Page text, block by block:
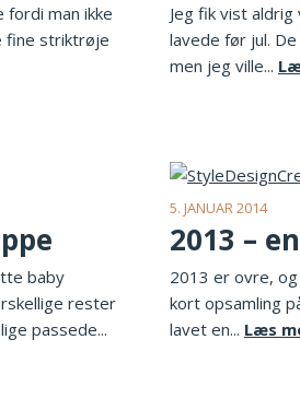
man ikke
fine striktrøje
Jeg fik vist
lavede før jul.
men jeg ville...
baby
rester
passede...
5. JANUAR 2014
2013 –
2013 er ovre,
kort opsamling
lavet en... Læs